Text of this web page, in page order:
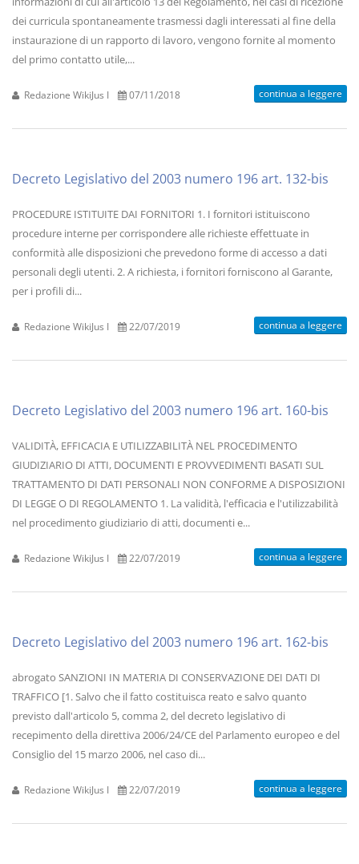
dei curricula spontaneamente trasmessi dagli interessati al fine della
instaurazione di un rapporto di lavoro, vengono fornite al momento
del primo contatto utile,...
Redazione WikiJus I 07/11/2018 continua a leggere
Decreto Legislativo del 2003 numero 196 art. 132-bis
PROCEDURE ISTITUITE DAI FORNITORI 1. I fornitori istituiscono
procedure interne per corrispondere alle richieste effettuate in
conformità alle disposizioni che prevedono forme di accesso a dati
personali degli utenti. 2. A richiesta, i fornitori forniscono al Garante,
per i profili di...
Redazione WikiJus I 22/07/2019 continua a leggere
Decreto Legislativo del 2003 numero 196 art. 160-bis
VALIDITÀ, EFFICACIA E UTILIZZABILITÀ NEL PROCEDIMENTO
GIUDIZIARIO DI ATTI, DOCUMENTI E PROVVEDIMENTI BASATI SUL
TRATTAMENTO DI DATI PERSONALI NON CONFORME A DISPOSIZIONI
DI LEGGE O DI REGOLAMENTO 1. La validità, l'efficacia e l'utilizzabilità
nel procedimento giudiziario di atti, documenti e...
Redazione WikiJus I 22/07/2019 continua a leggere
Decreto Legislativo del 2003 numero 196 art. 162-bis
abrogato SANZIONI IN MATERIA DI CONSERVAZIONE DEI DATI DI
TRAFFICO [1. Salvo che il fatto costituisca reato e salvo quanto
previsto dall'articolo 5, comma 2, del decreto legislativo di
recepimento della direttiva 2006/24/CE del Parlamento europeo e del
Consiglio del 15 marzo 2006, nel caso di...
Redazione WikiJus I 22/07/2019 continua a leggere